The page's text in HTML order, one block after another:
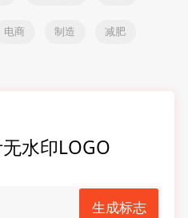
电商 制造 减肥
水印LOGO
生成标志